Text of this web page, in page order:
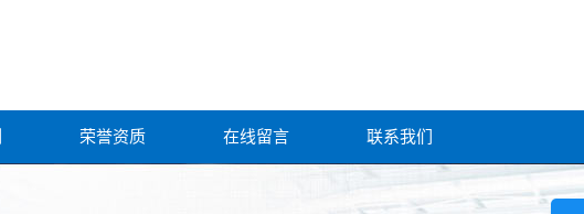
荣誉资质 在线留言 联系我们